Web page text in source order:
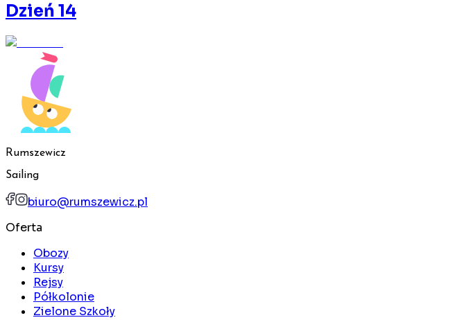
Dzień 14
Rumszewicz
Sailing
biuro@rumszewicz.pl
Oferta
Obozy
Kursy
Rejsy
Półkolonie
Zielone Szkoły